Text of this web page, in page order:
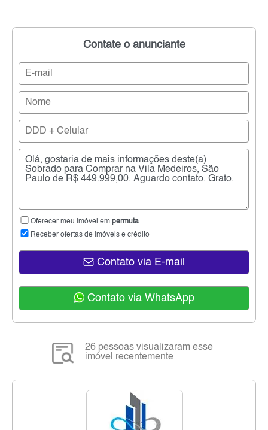
Contate o anunciante
Oferecer meu imóvel em permuta
Receber ofertas de imóveis e crédito
Contato via E-mail
Contato via WhatsApp
26 pessoas visualizaram esse
imóvel recentemente